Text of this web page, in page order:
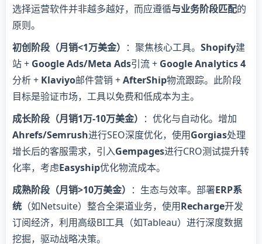
选择运营软件并非越多越好，而应遵循​​与业务阶段匹配​​的
原则。
​初创阶段（月销<1万美金）​ ​：聚焦核心工具。​ ​Shopify​​建
站 + ​ ​Google Ads/Meta Ads​​引流 + ​ ​Google Analytics 4​
分析 + ​ ​Klaviyo​​邮件营销 + ​​AfterShip​​物流跟踪。此阶段
目标是验证市场，工具以免费和低成本为主。
​成长阶段（月销1万-10万美金）​ ​：优化与自动化。增加​
Ahrefs/Semrush​​进行SEO深度优化，使用​​Gorgias​​处理
增长后的客服需求，引入​​Gempages​​进行CRO测试提升转
化率，考虑​​Easyship​​优化物流成本。
​成熟阶段（月销>10万美金）​ ​：生态与效率。部署​​ERP系
统​ ​（如Netsuite）整合全渠道业务，使用​​Recharge​​开发
订阅经济，利用高级BI工具（如Tableau）进行深度数据
挖掘，驱动战略决策。